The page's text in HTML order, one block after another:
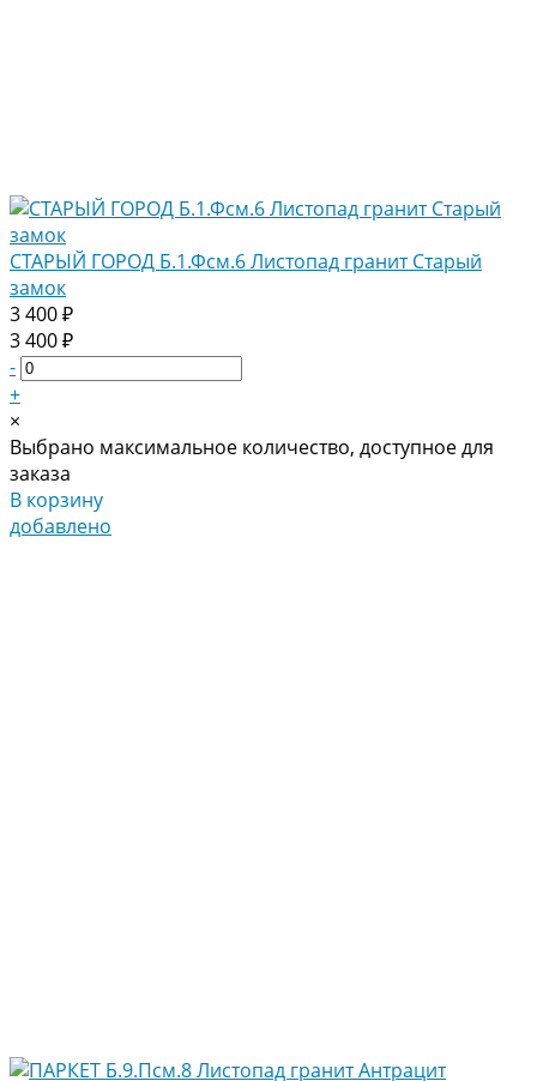
СТАРЫЙ ГОРОД Б.1.Фсм.6 Листопад гранит Старый
замок
3 400 ₽
3 400 ₽
-
+
×
Выбрано максимальное количество, доступное для
заказа
В корзину
добавлено